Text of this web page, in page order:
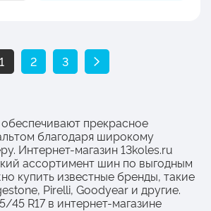
1 2 3
прекрасное
благодаря широкому
Интернет-магазин 13koles.ru
ассортимент шин по выгодным
купить известные бренды, такие
Pirelli, Goodyear и другие.
45 R17 в интернет-магазине